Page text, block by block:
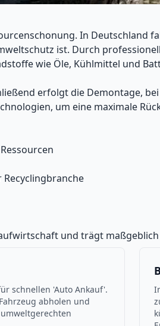
In Deutschland
ist. Durch
wie Öle, Kühlmittel und
erfolgt die Demontage,
um eine maximale
und trägt
schnellen 'Auto Ankauf'.
abholen und